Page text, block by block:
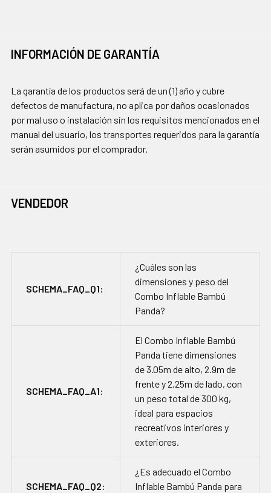
INFORMACIÓN DE GARANTÍA
La garantía de los productos será de un (1) año y cubre
defectos de manufactura, no aplica por daños ocasionados
por mal uso o instalación sin los requisitos mencionados en el
manual del usuario, los transportes requeridos para la garantía
serán asumidos por el comprador.
VENDEDOR
SCHEMA_FAQ_Q1:
¿Cuáles son las
dimensiones y peso del
Combo Inflable Bambú
Panda?
SCHEMA_FAQ_A1:
El Combo Inflable Bambú
Panda tiene dimensiones
de 3.05m de alto, 2.9m de
frente y 2.25m de lado, con
un peso total de 300 kg,
ideal para espacios
recreativos interiores y
exteriores.
SCHEMA_FAQ_Q2:
¿Es adecuado el Combo
Inflable Bambú Panda para